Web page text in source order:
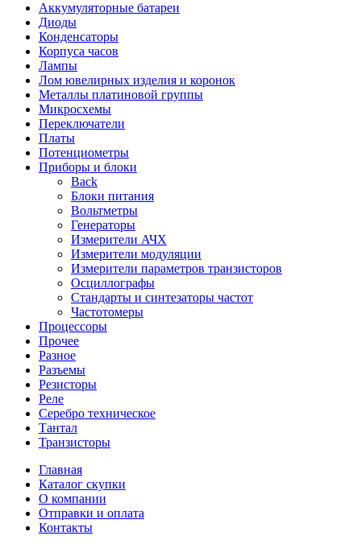
Аккумуляторные батареи
Диоды
Конденсаторы
Корпуса часов
Лампы
Лом ювелирных изделия и коронок
Металлы платиновой группы
Микросхемы
Переключатели
Платы
Потенциометры
Приборы и блоки
Back
Блоки питания
Вольтметры
Генераторы
Измерители АЧХ
Измерители модуляции
Измерители параметров транзисторов
Осциллографы
Стандарты и синтезаторы частот
Частотомеры
Процессоры
Прочее
Разное
Разъемы
Резисторы
Реле
Серебро техническое
Тантал
Транзисторы
Главная
Каталог скупки
О компании
Отправки и оплата
Контакты